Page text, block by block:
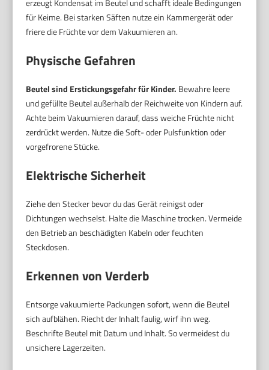
erzeugt Kondensat im Beutel und schafft ideale Bedingungen
für Keime. Bei starken Säften nutze ein Kammergerät oder
friere die Früchte vor dem Vakuumieren an.
Physische Gefahren
Beutel sind Erstickungsgefahr für Kinder. Bewahre leere
und gefüllte Beutel außerhalb der Reichweite von Kindern auf.
Achte beim Vakuumieren darauf, dass weiche Früchte nicht
zerdrückt werden. Nutze die Soft- oder Pulsfunktion oder
vorgefrorene Stücke.
Elektrische Sicherheit
Ziehe den Stecker bevor du das Gerät reinigst oder
Dichtungen wechselst. Halte die Maschine trocken. Vermeide
den Betrieb an beschädigten Kabeln oder feuchten
Steckdosen.
Erkennen von Verderb
Entsorge vakuumierte Packungen sofort, wenn die Beutel
sich aufblähen. Riecht der Inhalt faulig, wirf ihn weg.
Beschrifte Beutel mit Datum und Inhalt. So vermeidest du
unsichere Lagerzeiten.